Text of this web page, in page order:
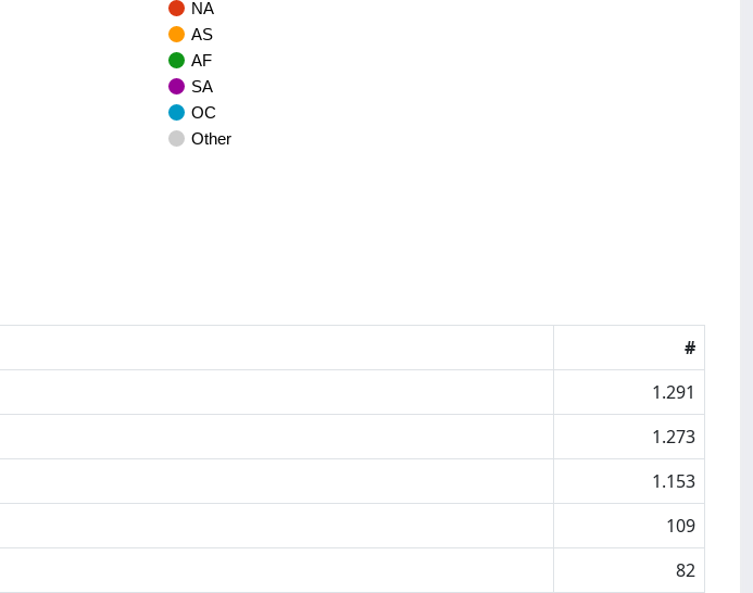
NA
AS
AF
SA
OC
Other
#
1.291
1.273
1.153
109
82